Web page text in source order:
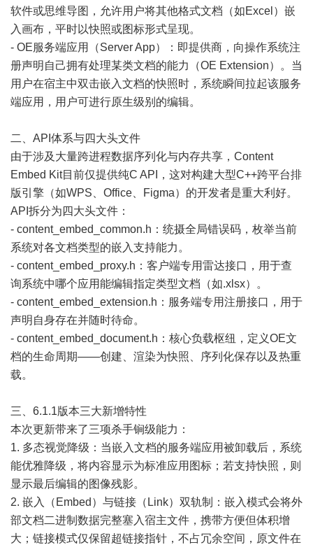
软件或思维导图，允许用户将其他格式文档（如Excel）嵌
入画布，平时以快照或图标形式呈现。
- OE服务端应用（Server App）：即提供商，向操作系统注
册声明自己拥有处理某类文档的能力（OE Extension）。当
用户在宿主中双击嵌入文档的快照时，系统瞬间拉起该服务
端应用，用户可进行原生级别的编辑。
二、API体系与四大头文件
由于涉及大量跨进程数据序列化与内存共享，Content
Embed Kit目前仅提供纯C API，这对构建大型C++跨平台排
版引擎（如WPS、Office、Figma）的开发者是重大利好。
API拆分为四大头文件：
- content_embed_common.h：统摄全局错误码，枚举当前
系统对各文档类型的嵌入支持能力。
- content_embed_proxy.h：客户端专用雷达接口，用于查
询系统中哪个应用能编辑指定类型文档（如.xlsx）。
- content_embed_extension.h：服务端专用注册接口，用于
声明自身存在并随时待命。
- content_embed_document.h：核心负载枢纽，定义OE文
档的生命周期——创建、渲染为快照、序列化保存以及热重
载。
三、6.1.1版本三大新增特性
本次更新带来了三项杀手锏级能力：
1. 多态视觉降级：当嵌入文档的服务端应用被卸载后，系统
能优雅降级，将内容显示为标准应用图标；若支持快照，则
显示最后编辑的图像残影。
2. 嵌入（Embed）与链接（Link）双轨制：嵌入模式会将外
部文档二进制数据完整塞入宿主文件，携带方便但体积增
大；链接模式仅保留超链接指针，不占冗余空间，原文件在